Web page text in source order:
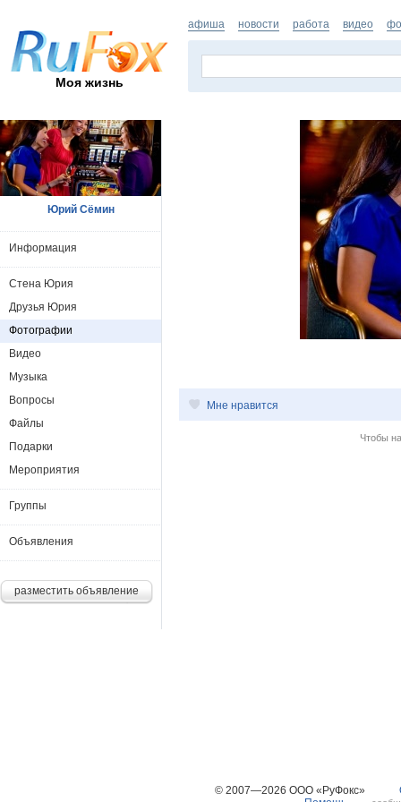
Моя жизнь
афиша новости работа видео
Мне нравится
Чтобы
Юрий Сёмин
Информация
Стена Юрия
Друзья Юрия
Фотографии
Видео
Музыка
Вопросы
Файлы
Подарки
Мероприятия
Группы
Объявления
разместить объявление
© 2007—2026 ООО «РуФокс»